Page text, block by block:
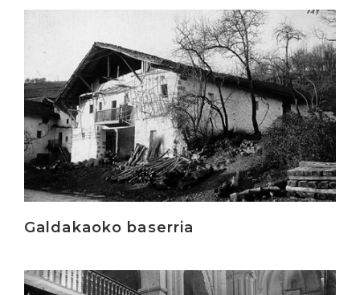
Galdakaoko baserria
Irakurri